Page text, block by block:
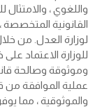
واللغوي ، والامتثال
القانونية
لوزارة العدل. من
للوزارة الاعتماد
وموثوقة وصالحة
عملية الموافقة من
والموثوقية ، مما